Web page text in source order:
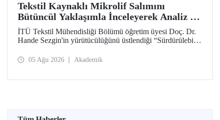
Tekstil Kaynaklı Mikrolif Salımını
Bütüncül Yaklaşımla İnceleyerek Analiz ve
Azaltım Stratejileri Geliştirecek Projeye
TÜBİTAK Desteği
İTÜ Tekstil Mühendisliği Bölümü öğretim üyesi Doç. Dr.
Hande Sezgin'in yürütücülüğünü üstlendiği “Sürdürülebilir
Koşullarına Bağlı Mikrolif Salımı: Aşınma, UV Maruziyeti
05 Ağu 2026 Akademik